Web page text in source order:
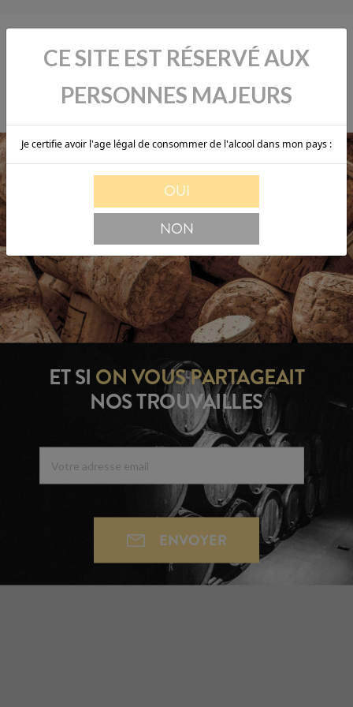
CE SITE EST RÉSERVÉ AUX
PERSONNES MAJEURS
Je certifie avoir l'age légal de consommer de l'alcool dans mon pays :
OUI
NON
ET SI ON VOUSPARTAGEAIT
NOS TROUVAILLES
ENVOYER